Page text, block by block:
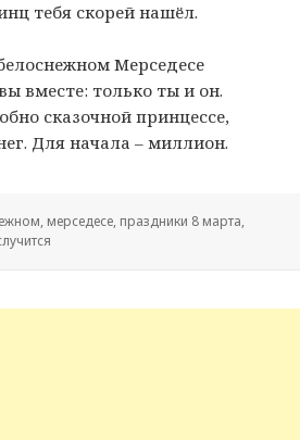
тебя скорей нашёл.
Мерседесе
вместе: только ты и он.
сказочной принцессе,
Для начала – миллион.
, мерседесе, праздники 8 марта,